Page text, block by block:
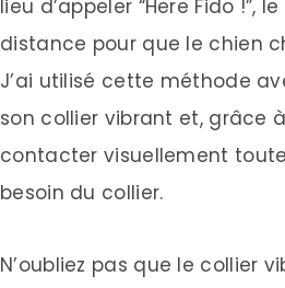
lieu d’appeler “Here Fido
distance pour que le chien
J’ai utilisé cette méthode
son collier vibrant et, grâce
contacter visuellement
besoin du collier.
N’oubliez pas que le collier